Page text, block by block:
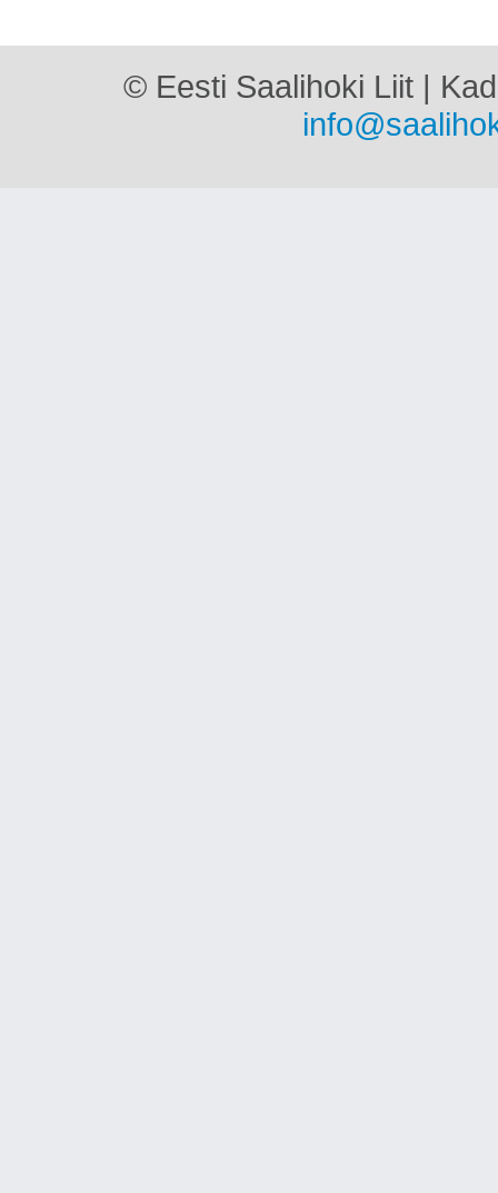
© Eesti Saalihoki Liit |